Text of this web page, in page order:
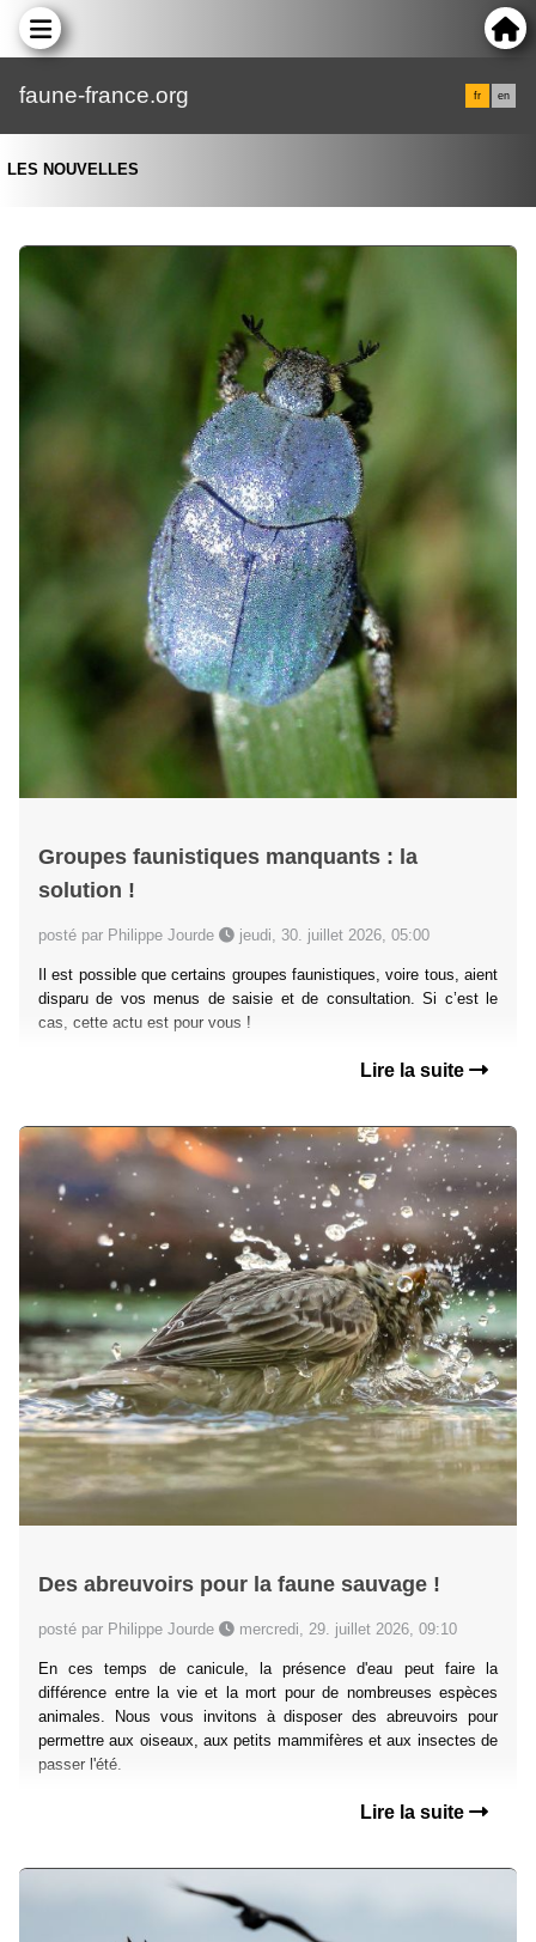
faune-france.org fr en
LES NOUVELLES
Groupes faunistiques manquants : la
solution !
posté par Philippe Jourde jeudi, 30. juillet 2026, 05:00
Il est possible que certains groupes faunistiques, voire tous, aient
disparu de vos menus de saisie et de consultation. Si c’est le
cas, cette actu est pour vous !
Lire la suite
Des abreuvoirs pour la faune sauvage !
posté par Philippe Jourde mercredi, 29. juillet 2026, 09:10
En ces temps de canicule, la présence d'eau peut faire la
différence entre la vie et la mort pour de nombreuses espèces
animales. Nous vous invitons à disposer des abreuvoirs pour
permettre aux oiseaux, aux petits mammifères et aux insectes de
passer l'été.
Lire la suite